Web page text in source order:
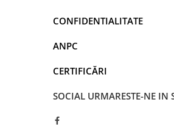
CONFIDENTIALITATE
ANPC
CERTIFICĂRI
SOCIAL URMARESTE-NE IN